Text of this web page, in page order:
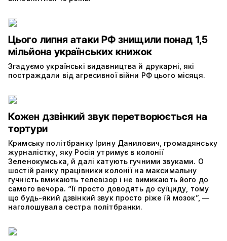
Цього липня атаки РФ знищили понад 1,5
мільйона українських книжок
Згадуємо українські видавництва й друкарні, які
постраждали від агресивної війни РФ цього місяця.
Кожен дзвінкий звук перетворюється на
тортури
Кримську політбранку Ірину Данилович, громадянську
журналістку, яку Росія утримує в колонії
Зеленокумська, й далі катують гучними звуками. О
шостій ранку працівники колонії на максимальну
гучність вмикають телевізор і не вимикають його до
самого вечора. “Її просто доводять до суїциду, тому
що будь-який дзвінкий звук просто ріже їй мозок”, —
наголошувала сестра політбранки.